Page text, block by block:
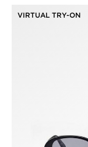
VIRTUAL TRY-ON